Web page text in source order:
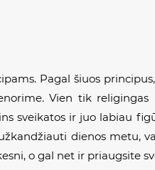
Pagal šiuos
Vien tik religingas
sveikatos ir juo labiau
dienos metu,
o gal net ir priaugsite